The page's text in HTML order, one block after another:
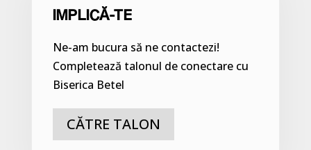
IMPLICĂ-TE
Ne-am bucura să ne contactezi!
Completează talonul de conectare cu
Biserica Betel
CĂTRE TALON